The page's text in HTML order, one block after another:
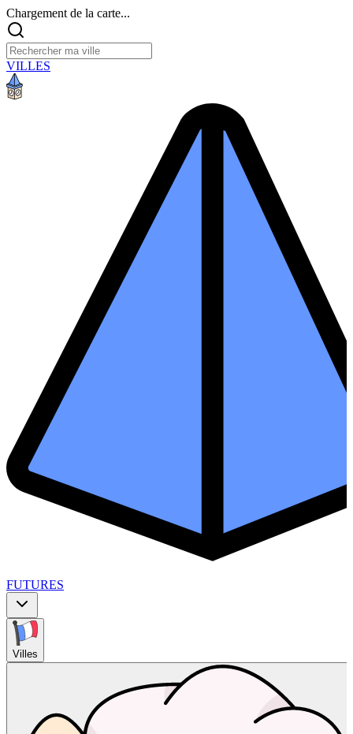
Chargement de la carte...
VILLES
FUTURES
Villes